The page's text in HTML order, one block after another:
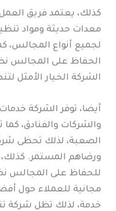
كذلك، يعتمد فريق
معدات حديثة ومواد
لجميع أنواع المجالس،
الحفاظ على المجالس
الشركة الخيار الأمثل
أيضا، توفر الشركة
والشركات والفنادق، كما
الصعبة، لذلك تحظى
ورضاهم المستمر.
للحفاظ على المجالس
مجانية للعملاء حول
خدمة، لذلك تظل شركة